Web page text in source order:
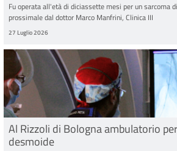
Fu operata all'età di diciassette mesi per un sarcoma
prossimale dal dottor Marco Manfrini, Clinica III
27 Luglio 2026
Al Rizzoli di Bologna ambulatorio
desmoide